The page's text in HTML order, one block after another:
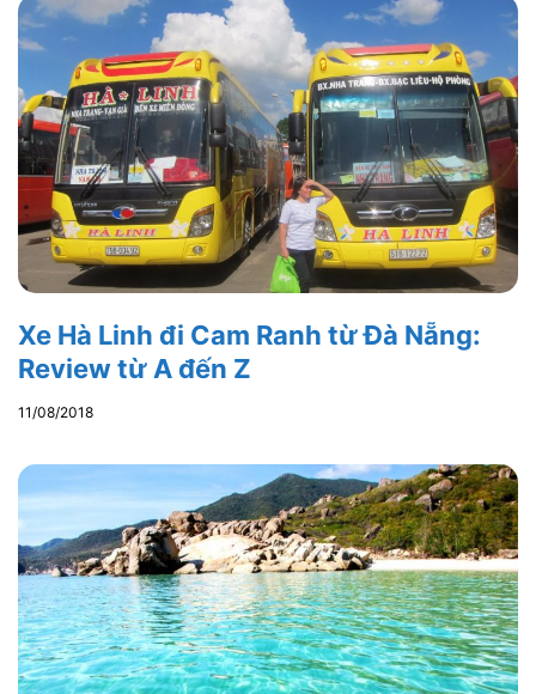
Xe Hà Linh đi Cam Ranh từ Đà Nẵng:
Review từ A đến Z
11/08/2018